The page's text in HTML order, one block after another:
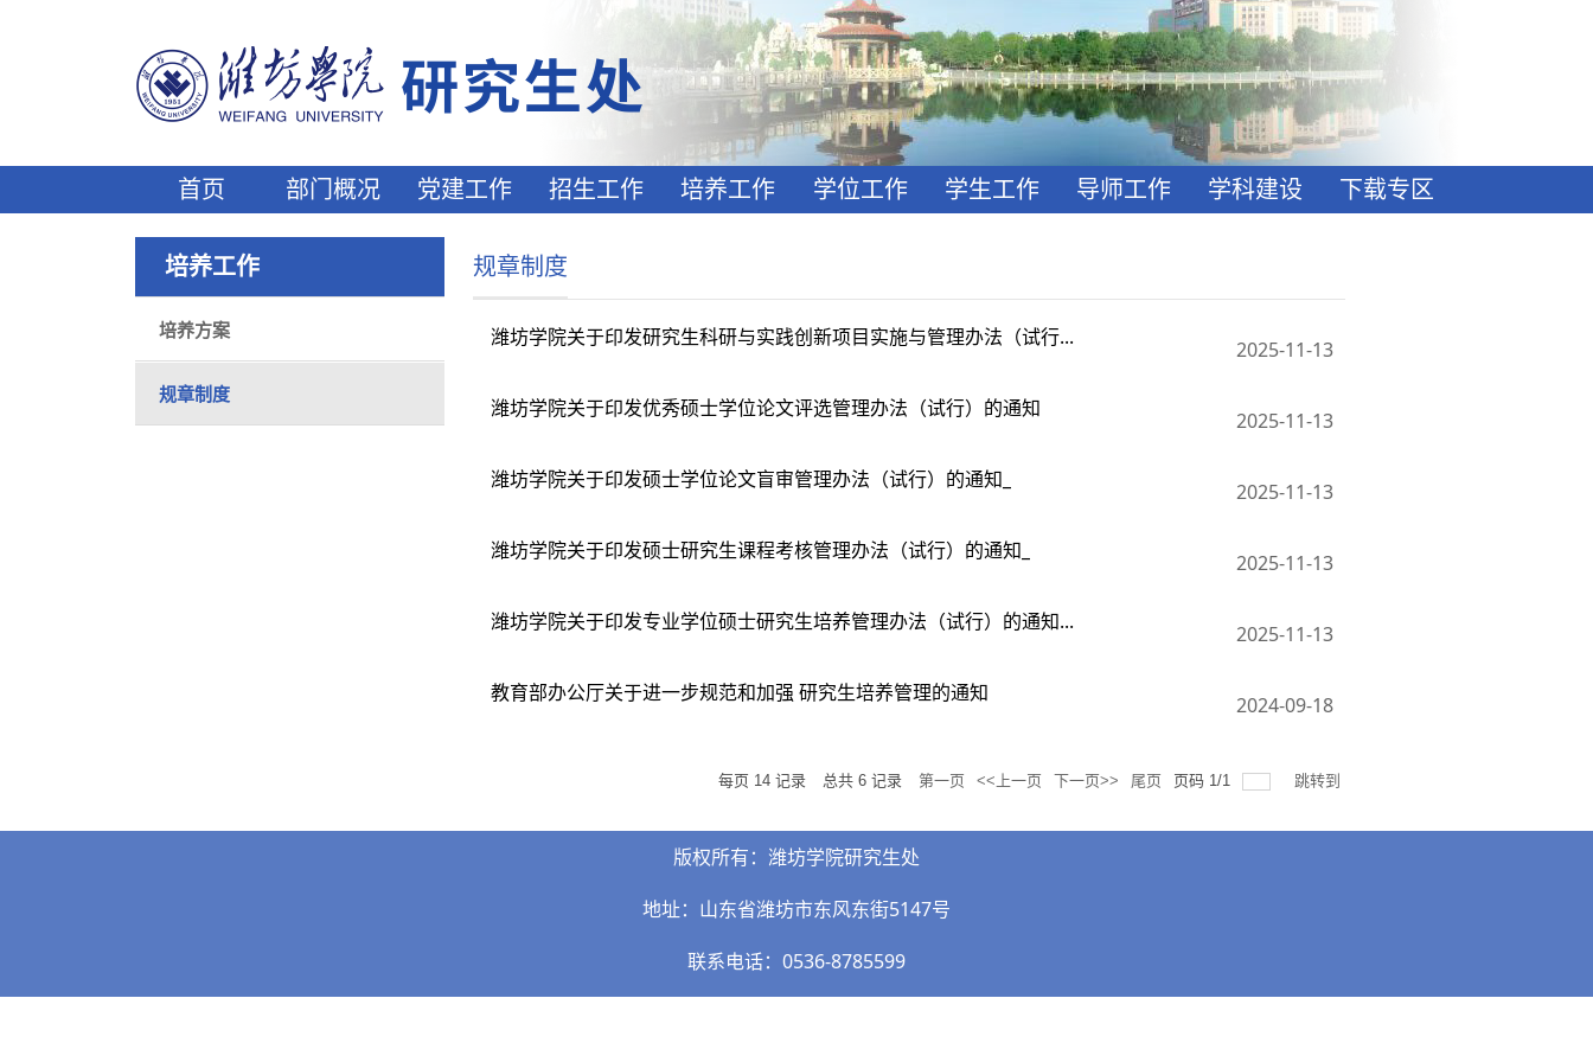
首页 部门概况 党建工作 招生工作 培养工作 学位工作 学生工作 导师工作 学科建设 下载专区
培养工作
培养方案
规章制度
规章制度
潍坊学院关于印发研究生科研与实践创新项目实施与管理办法（试行... 2025-11-13
潍坊学院关于印发优秀硕士学位论文评选管理办法（试行）的通知 2025-11-13
潍坊学院关于印发硕士学位论文盲审管理办法（试行）的通知_ 2025-11-13
潍坊学院关于印发硕士研究生课程考核管理办法（试行）的通知_ 2025-11-13
潍坊学院关于印发专业学位硕士研究生培养管理办法（试行）的通知... 2025-11-13
教育部办公厅关于进一步规范和加强 研究生培养管理的通知 2024-09-18
每页 14 记录 总共 6 记录 第一页 <<上一页 下一页>> 尾页 页码 1/1 跳转到
版权所有：潍坊学院研究生处
地址：山东省潍坊市东风东街5147号
联系电话：0536-8785599